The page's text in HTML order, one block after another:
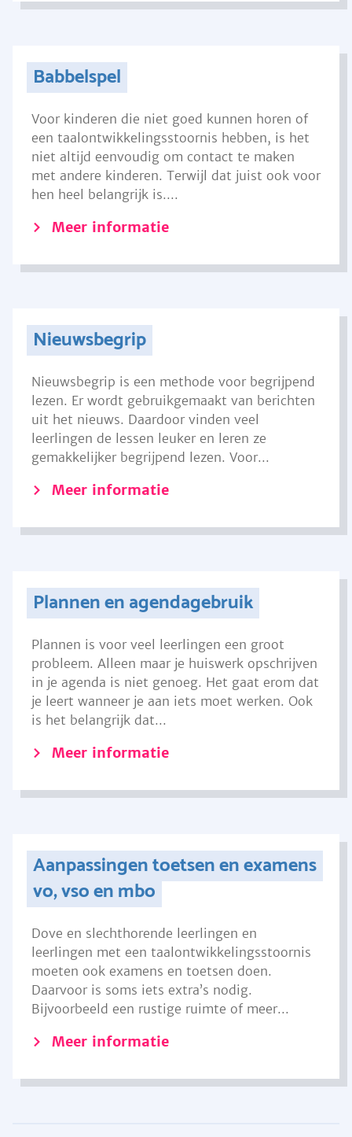
Babbelspel
Voor kinderen die niet goed kunnen horen of
een taalontwikkelingsstoornis hebben, is het
niet altijd eenvoudig om contact te maken
met andere kinderen. Terwijl dat juist ook voor
hen heel belangrijk is....
Meer informatie
Nieuwsbegrip
Nieuwsbegrip is een methode voor begrijpend
lezen. Er wordt gebruikgemaakt van berichten
uit het nieuws. Daardoor vinden veel
leerlingen de lessen leuker en leren ze
gemakkelijker begrijpend lezen. Voor...
Meer informatie
Plannen en agendagebruik
Plannen is voor veel leerlingen een groot
probleem. Alleen maar je huiswerk opschrijven
in je agenda is niet genoeg. Het gaat erom dat
je leert wanneer je aan iets moet werken. Ook
is het belangrijk dat...
Meer informatie
Aanpassingen toetsen en examens
vo, vso en mbo
Dove en slechthorende leerlingen en
leerlingen met een taalontwikkelingsstoornis
moeten ook examens en toetsen doen.
Daarvoor is soms iets extra’s nodig.
Bijvoorbeeld een rustige ruimte of meer...
Meer informatie